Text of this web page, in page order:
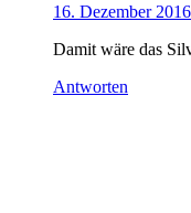
16. Dezember
Damit wäre das
Antworten